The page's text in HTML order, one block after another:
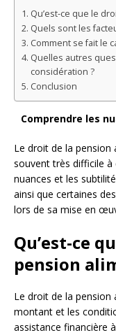
Qu’est-ce que le
Quels sont les
Comment se fait le
Quelles autres
considération ?
Conclusion
Comprendre les
Le droit de la
souvent très difficile à
nuances et les
ainsi que certaines
lors de sa mise en
Qu’est-ce
pension
Le droit de la pension
montant et les
assistance financière